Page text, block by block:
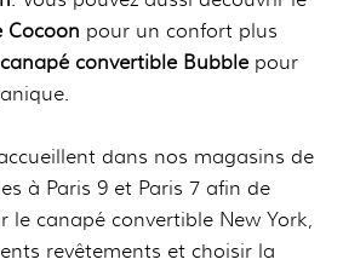
Cocoon pour un confort plus
canapé convertible Bubblepour
dans nos magasins de
à Paris 9 et Paris 7 afin de
le canapé convertible New York,
revêtements et choisir la